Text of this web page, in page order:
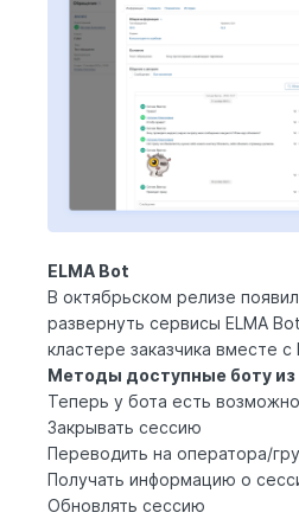
ELMA Bot
В октябрьском релизе
развернуть сервисы ELMA Bot
кластере заказчика вместе с
Методы доступные боту из
Теперь у бота есть
Закрывать сессию
Переводить на оператора/
Получать информацию о
Обновлять сессию